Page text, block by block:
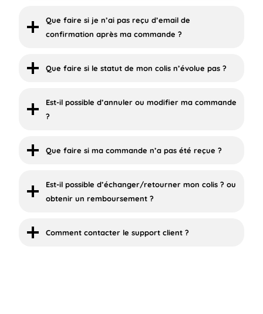
Que faire si je n’ai pas reçu d’email de
confirmation après ma commande ?
Que faire si le statut de mon colis n’évolue pas ?
Est-il possible d’annuler ou modifier ma commande
?
Que faire si ma commande n’a pas été reçue ?
Est-il possible d’échanger/retourner mon colis ? ou
obtenir un remboursement ?
Comment contacter le support client ?